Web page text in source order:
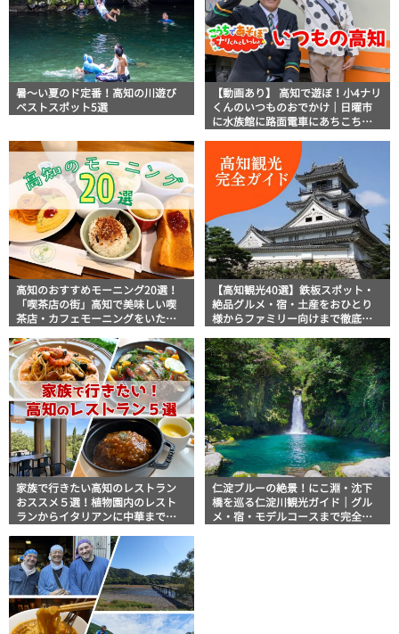
暑～い夏のド定番！高知の川遊び
ベストスポット5選
【動画あり】 高知で遊ぼ！小4ナリ
くんのいつものおでかけ｜日曜市
に水族館に路面電車にあちこち巡
高知のおすすめモーニング20選！
「喫茶店の街」高知で美味しい喫
茶店・カフェモーニングをいただ
【高知観光40選】鉄板スポット・
絶品グルメ・宿・土産をおひとり
様からファミリー向けまで徹底解
家族で行きたい高知のレストラン
おススメ５選！植物園内のレスト
ランからイタリアンに中華まで楽
仁淀ブルーの絶景！にこ淵・沈下
橋を巡る仁淀川観光ガイド｜グル
メ・宿・モデルコースまで完全網